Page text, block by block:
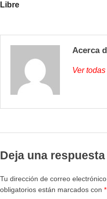
Libre
Acerca
Ver
Deja una respuesta
Tu dirección de correo
obligatorios están marcados con *